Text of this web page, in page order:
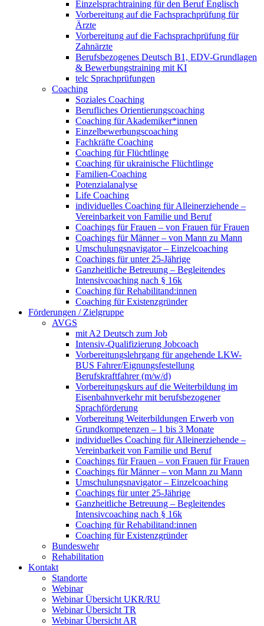
Einzelsprachtraining für den Beruf Englisch
Vorbereitung auf die Fachsprachprüfung für
Ärzte
Vorbereitung auf die Fachsprachprüfung für
Zahnärzte
Berufsbezogenes Deutsch B1, EDV-Grundlagen
& Bewerbungstraining mit KI
telc Sprachprüfungen
Coaching
Soziales Coaching
Berufliches Orientierungscoaching
Coaching für Akademiker*innen
Einzelbewerbungscoaching
Fachkräfte Coaching
Coaching für Flüchtlinge
Coaching für ukrainische Flüchtlinge
Familien-Coaching
Potenzialanalyse
Life Coaching
individuelles Coaching für Alleinerziehende –
Vereinbarkeit von Familie und Beruf
Coachings für Frauen – von Frauen für Frauen
Coachings für Männer – von Mann zu Mann
Umschulungsnavigator – Einzelcoaching
Coachings für unter 25-Jährige
Ganzheitliche Betreuung – Begleitendes
Intensivcoaching nach § 16k
Coaching für Rehabilitand:innen
Coaching für Existenzgründer
Förderungen / Zielgruppe
AVGS
mit A2 Deutsch zum Job
Intensiv-Qualifizierung Jobcoach
Vorbereitungslehrgang für angehende LKW-
BUS Fahrer/Eignungsfestellung
Berufskraftfahrer (m/w/d)
Vorbereitungskurs auf die Weiterbildung im
Eisenbahnverkehr mit berufsbezogener
Sprachförderung
Vorbereitung Weiterbildungen Erwerb von
Grundkompetenzen – 1 bis 3 Monate
individuelles Coaching für Alleinerziehende –
Vereinbarkeit von Familie und Beruf
Coachings für Frauen – von Frauen für Frauen
Coachings für Männer – von Mann zu Mann
Umschulungsnavigator – Einzelcoaching
Coachings für unter 25-Jährige
Ganzheitliche Betreuung – Begleitendes
Intensivcoaching nach § 16k
Coaching für Rehabilitand:innen
Coaching für Existenzgründer
Bundeswehr
Rehabilitation
Kontakt
Standorte
Webinar
Webinar Übersicht UKR/RU
Webinar Übersicht TR
Webinar Übersicht AR